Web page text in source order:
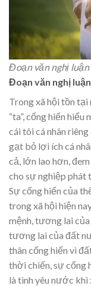
Đoạn văn nghị luận
Đoạn văn nghị
Trong xã hội tồn tại
“ta”, cống hiến
cái tôi cá nhân
gạt bỏ lợi ích cá
cả, lớn lao hơn,
cho sự nghiệp phát
Sự cống hiến của
trong xã hội hiện
mệnh, tương lai
tương lai của đất
thân cống hiến vì
thời chiến, sự cống
là tình yêu nước khi